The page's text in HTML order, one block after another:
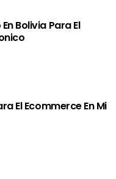
Bolivia Para El
El Ecommerce En Mi